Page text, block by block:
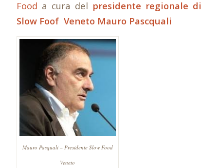
Food a cura del presidente regionale di
Slow Foof Veneto Mauro Pascquali
Mauro Pasquali – Presidente Slow Food
Veneto